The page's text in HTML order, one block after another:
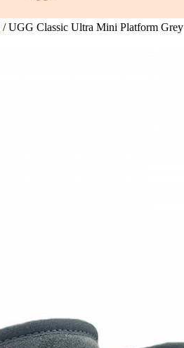
/ UGG Classic Ultra Mini Platform Grey